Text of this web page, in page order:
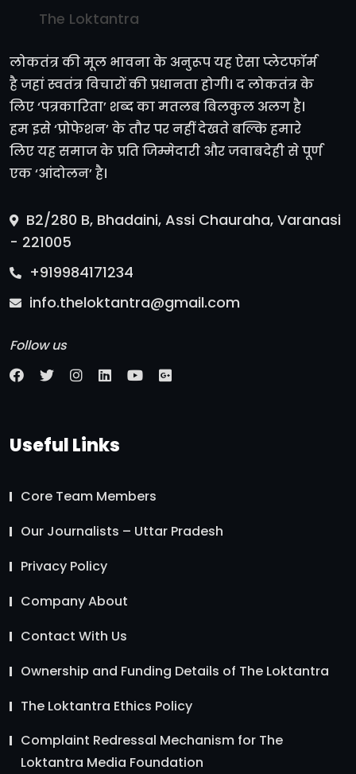
The Loktantra
लोकतंत्र की मूल भावना के अनुरूप यह ऐसा प्लेटफॉर्म
है जहां स्वतंत्र विचारों की प्रधानता होगी। द लोकतंत्र के
लिए ‘पत्रकारिता’ शब्द का मतलब बिलकुल अलग है।
हम इसे ‘प्रोफेशन’ के तौर पर नहीं देखते बल्कि हमारे
लिए यह समाज के प्रति जिम्मेदारी और जवाबदेही से पूर्ण
एक ‘आंदोलन’ है।
B2/280 B, Bhadaini, Assi Chauraha, Varanasi
- 221005
+919984171234
info.theloktantra@gmail.com
Follow us
Useful Links
Core Team Members
Our Journalists – Uttar Pradesh
Privacy Policy
Company About
Contact With Us
Ownership and Funding Details of The Loktantra
The Loktantra Ethics Policy
Complaint Redressal Mechanism for The
Loktantra Media Foundation